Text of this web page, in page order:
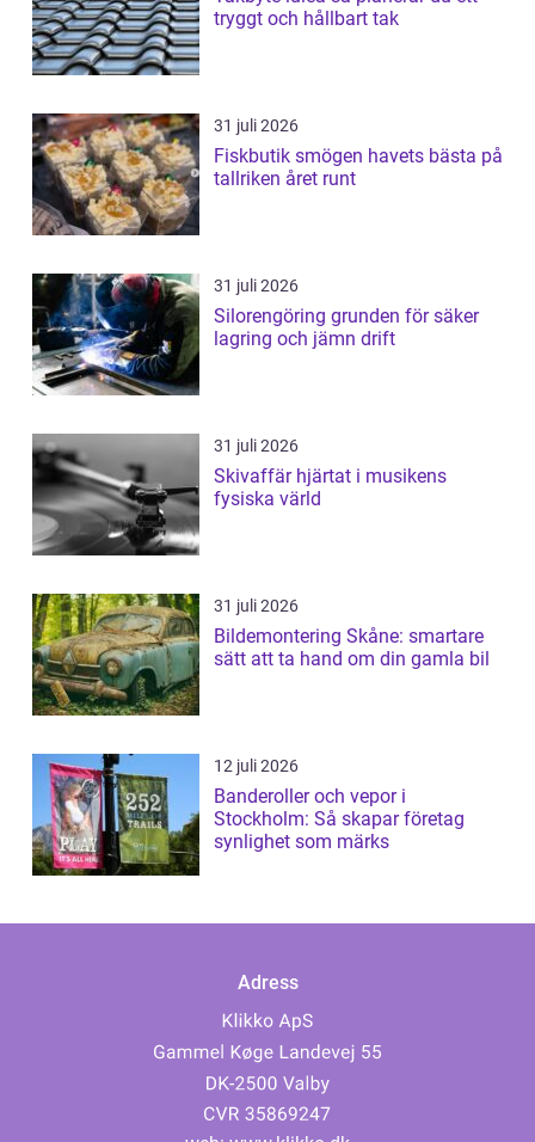
tryggt och hållbart tak
31 juli 2026
Fiskbutik smögen havets bästa på
tallriken året runt
31 juli 2026
Silorengöring grunden för säker
lagring och jämn drift
31 juli 2026
Skivaffär hjärtat i musikens
fysiska värld
31 juli 2026
Bildemontering Skåne: smartare
sätt att ta hand om din gamla bil
12 juli 2026
Banderoller och vepor i
Stockholm: Så skapar företag
synlighet som märks
Adress